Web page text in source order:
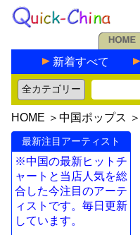
新着すべて
HOME ＞ 中国ポップス ＞
最新注目アーティスト
※中国の最新ヒットチ
ャートと当店人気を総
合した今注目のアーテ
ィストです。毎日更新
しています。